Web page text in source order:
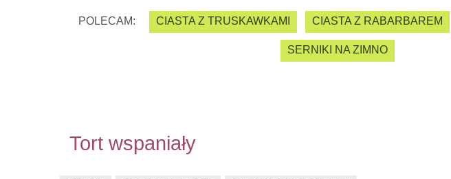
POLECAM: CIASTA Z TRUSKAWKAMI CIASTA Z RABARBAREM
SERNIKI NA ZIMNO
Tort wspaniały